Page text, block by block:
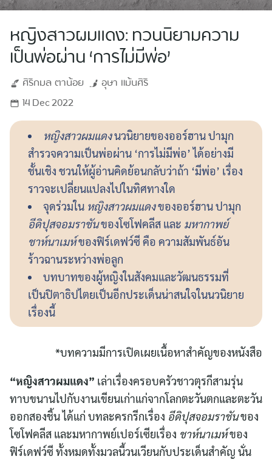
หญิงสาวผมแดง: ทวนนิยามความ
เป็นพ่อผ่าน ‘การไม่มีพ่อ’
ศิริกมลตาน้อย อุษา แม้นศิริ
14 Dec 2022
หญิงสาวผมแดงนวนิยายของออร์ฮาน ปามุก
สำรวจความเป็นพ่อผ่าน ‘การไม่มีพ่อ’ ได้อย่างมี
ชั้นเชิง ชวนให้ผู้อ่านคิดย้อนกลับว่าถ้า ‘มีพ่อ’ เรื่อง
ราวจะเปลี่ยนแปลงไปในทิศทางใด
จุดร่วมใน หญิงสาวผมแดงของออร์ฮาน ปามุก
อีดิปุสจอมราชันของโซโฟคลีส และ มหากาพย์
ชาห์นาเมห์ของฟิร์เดฟว์ซี คือ ความสัมพันธ์อัน
ร้าวฉานระหว่างพ่อลูก
บทบาทของผู้หญิงในสังคมและวัฒนธรรมที่
เป็นปิตาธิปไตยเป็นอีกประเด็นน่าสนใจในนวนิยาย
เรื่องนี้
*บทความมีการเปิดเผยเนื้อหาสำคัญของหนังสือ
“หญิงสาวผมแดง” เล่าเรื่องครอบครัวชาวตุรกีสามรุ่น
ทาบขนานไปกับงานเขียนเก่าแก่จากโลกตะวันตกและตะวัน
ออกสองชิ้น ได้แก่ บทละครกรีกเรื่อง อีดิปุสจอมราชันของ
โซโฟคลีส และมหากาพย์เปอร์เซียเรื่อง ชาห์นาเมห์ของ
ฟิร์เดฟว์ซี ทั้งหมดทั้งมวลนี้วนเวียนกับประเด็นสำคัญ นั่น